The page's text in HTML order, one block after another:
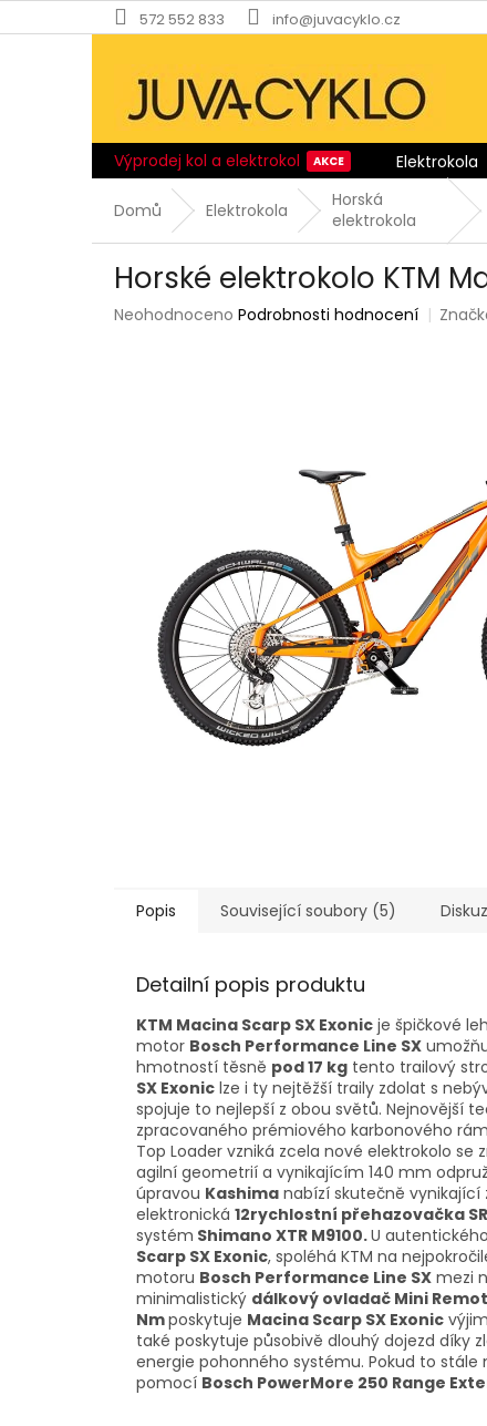
na
572 552 833 info@juvacyklo.cz
Výprodej kol a elektrokol Elektrokola
Domů Elektrokola
Horská
elektrokola
Horské elektrokolo KTM
Průměrné
Neohodnoceno Podrobnosti hodnocení
Popis Související soubory (5)
Detailní popis produktu
KTM Macina Scarp SX Exonic je špičkové
motor Bosch Performance Line SX
hmotností těsně pod 17 kg tento trailový
SX Exonic lze i ty nejtěžší traily zdolat s
spojuje to nejlepší z obou světů. Nejnovější
zpracovaného prémiového karbonového
Top Loader vzniká zcela nové elektrokolo se
agilní geometrií a vynikajícím 140 mm
úpravou Kashima nabízí skutečně vynikající
elektronická 12rychlostní přehazovačka
systém Shimano XTR M9100.U
Scarp SX Exonic, spoléhá KTM na
motoru Bosch Performance Line SX mezi
minimalistický dálkový ovladač Mini
Nmposkytuje Macina Scarp SX Exonic
také poskytuje působivě dlouhý dojezd díky
energie pohonného systému. Pokud to
pomocí Bosch PowerMore 250 Range